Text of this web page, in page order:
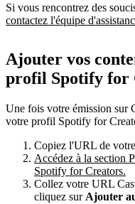
Si vous rencontrez des
contactez l'équipe
Ajouter vos
profil Spotify for
Une fois votre émission sur
votre profil Spotify for
Copiez l'URL de
Accédez à la section
Spotify for Creators.
Collez votre URL
cliquez sur Ajouter